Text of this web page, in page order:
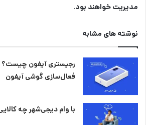
مدیریت‌ خواهند بود.
نوشته های مشابه
رجیستری آیفون چیست؟
فعال‌سازی گوشی آیفون
با وام دیجی‌شهر چه